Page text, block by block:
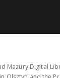
Mazury Digital